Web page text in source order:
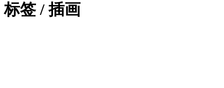
标签 /插画